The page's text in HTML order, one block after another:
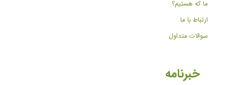
ما که هستیم؟
ارتباط با ما
سوالات متداول
خبرنامه